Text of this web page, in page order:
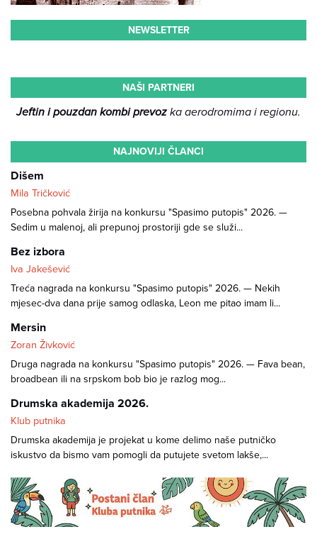
NEWSLETTER
NAŠI PARTNERI
Jeftin i pouzdan kombi prevozka aerodromima i regionu.
NAJNOVIJI ČLANCI
Dišem
Mila Tričković
Posebna pohvala žirija na konkursu "Spasimo putopis" 2026. —
Sedim u malenoj, ali prepunoj prostoriji gde se služi...
Bez izbora
Iva Jakešević
Treća nagrada na konkursu "Spasimo putopis" 2026. — Nekih
mjesec-dva dana prije samog odlaska, Leon me pitao imam li...
Mersin
Zoran Živković
Druga nagrada na konkursu "Spasimo putopis" 2026. — Fava bean,
broadbean ili na srpskom bob bio je razlog mog...
Drumska akademija 2026.
Klub putnika
Drumska akademija je projekat u kome delimo naše putničko
iskustvo da bismo vam pomogli da putujete svetom lakše,...